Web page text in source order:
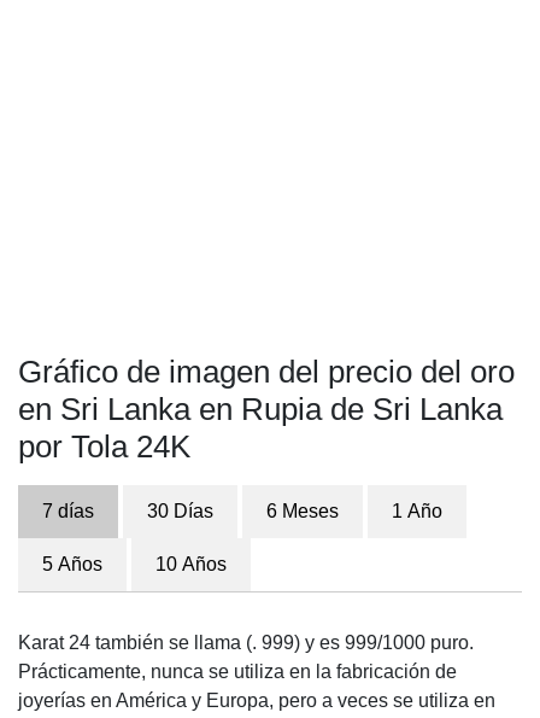
Gráfico de imagen del precio del oro
en Sri Lanka en Rupia de Sri Lanka
por Tola 24K
7 días 30 Días 6 Meses 1 Año
5 Años 10 Años
Karat 24 también se llama (. 999) y es 999/1000 puro.
Prácticamente, nunca se utiliza en la fabricación de
joyerías en América y Europa, pero a veces se utiliza en